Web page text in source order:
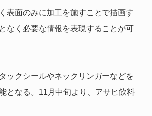
表面のみに加工を施すことで描画す
なく必要な情報を表現することが可
ックシールやネックリンガーなどを
となる。11月中旬より、アサヒ飲料